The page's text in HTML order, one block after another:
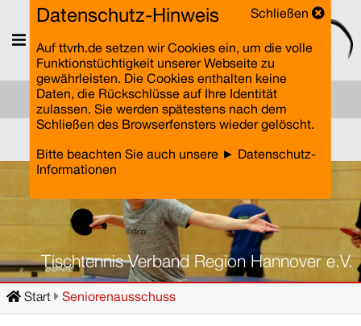
Menü
Schließen
Datenschutz-Hinweis
Auf ttvrh.de setzen wir Cookies ein, um die volle
Funktionstüchtigkeit unserer Webseite zu
gewährleisten. Die Cookies enthalten keine
Daten, die Rückschlüsse auf Ihre Identität
zulassen. Sie werden spätestens nach dem
Schließen des Browserfensters wieder gelöscht.
Bitte beachten Sie auch unsere ► Datenschutz-
Informationen
Tischtennis Verband Region Hannover e.V.
Start Seniorenausschuss